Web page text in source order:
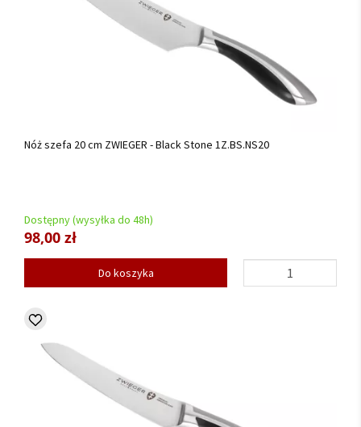
Nóż szefa 20 cm ZWIEGER - Black Stone 1Z.BS.NS20
Dostępny (wysyłka do 48h)
98,00 zł
Do koszyka